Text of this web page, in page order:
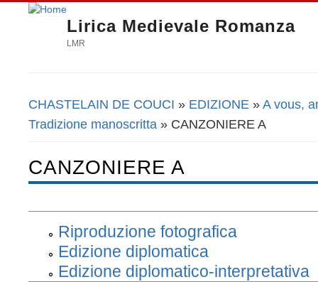
Lirica Medievale Romanza
LMR
Tu sei qui
CHASTELAIN DE COUCI » EDIZIONE » A vous,
Tradizione manoscritta » CANZONIERE A
CANZONIERE A
Riproduzione fotografica
Edizione diplomatica
Edizione diplomatico-interpretativa